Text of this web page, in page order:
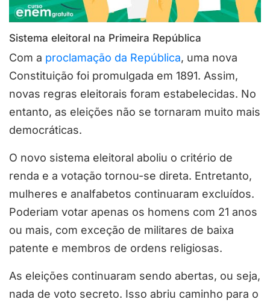
Sistema eleitoral na Primeira República
Com a proclamação da República, uma nova
Constituição foi promulgada em 1891. Assim,
novas regras eleitorais foram estabelecidas. No
entanto, as eleições não se tornaram muito mais
democráticas.
O novo sistema eleitoral aboliu o critério de
renda e a votação tornou-se direta. Entretanto,
mulheres e analfabetos continuaram excluídos.
Poderiam votar apenas os homens com 21 anos
ou mais, com exceção de militares de baixa
patente e membros de ordens religiosas.
As eleições continuaram sendo abertas, ou seja,
nada de voto secreto. Isso abriu caminho para o